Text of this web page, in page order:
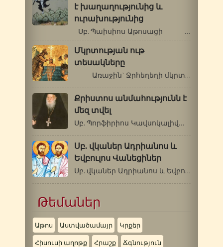
է խաղաղությունից և
ուրախությունից
Սբ. Պաիսիոս Աթոսացի …
Մկրտության ութ
տեսակները
Առաջին` Ջրհեղեղի մկրտությունը…
Քրիստոս անմահությունն է
մեզ տվել
Սբ. Պորֆիրիոս Կավսոկալիվացի (1906-1991թթ.)…
Սբ. վկաներ Ադրիանոս և
Եվբուլոս Վանեցիներ
Սբ. վկաներ Ադրիանոս և Եվբուլոս Վանեցիներ…
Թեմաներ
Աթոս Աստվածամայր Կրքեր
Հիսուսի աղոթք Հրաշք Ճգնություն